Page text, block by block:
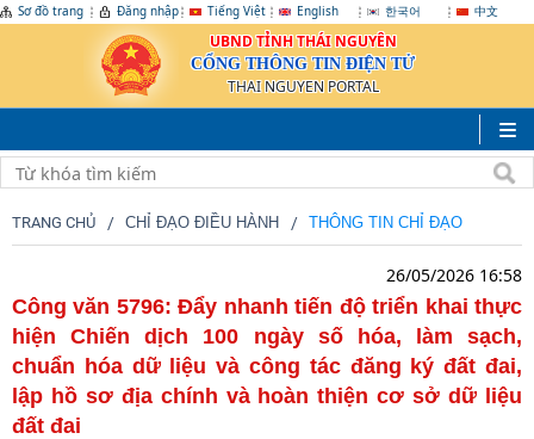
Sơ đồ trang Đăng nhập Tiếng Việt English 한국어 中文
UBND TỈNH THÁI NGUYÊN
CỔNG THÔNG TIN ĐIỆN TỬ
THAI NGUYEN PORTAL
TRANG CHỦ CHỈ ĐẠO ĐIỀU HÀNH THÔNG TIN CHỈ ĐẠO
26/05/2026 16:58
Công văn 5796: Đẩy nhanh tiến độ triển khai thực
hiện Chiến dịch 100 ngày số hóa, làm sạch,
chuẩn hóa dữ liệu và công tác đăng ký đất đai,
lập hồ sơ địa chính và hoàn thiện cơ sở dữ liệu
đất đai